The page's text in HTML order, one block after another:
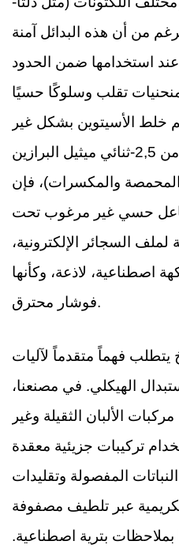
من أن هذه البدائل آمنة
استخدامها ضمن الحدود
منحنيات تقلب وسلوكًا حسيًا
خلط الأسيتوين بشكل غير
صحيح مع تركيزات عالية من 2,5-ثنائي ميثيل البرازين
والمكسرات)، فإن
حسي غير مرغوب تحت
السجائر الإلكترونية،
اصطناعية، لاذعة، وكأنها
فوشار محترق.
يتطلب فهماً متقدماً لآليات
الهيكلي. في مصنعنا،
الألبان الثقيلة وغير
تركيبات جزيئية معقدة
المفصولة وتقليدات
عبر تلطيف مصفوفة
بملاحظات بترية اصطناعية.